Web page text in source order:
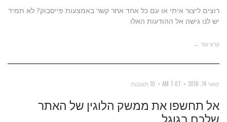
רוצים ליצור איתי או עם כל אחד אחר קשר באמצעות פייסבוק? לא תמיד
יש לנו גישה אל ההודעות האלו
קרא עוד ←
ינואר 14, 2018 7:07 AM 10 תגובות
אל תחשפו את ממשק הלוגין של האתר
שלכם בגוגל